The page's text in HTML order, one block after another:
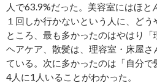
人で63.9%だった。美容室にはほと
１回しか行かないという人に、ど
ところ、最も多かったのはやはり「
ヘアケア、散髪は、理容室・床屋さ
ている。次に多かったのは「自分
4人に1人いることがわかった。